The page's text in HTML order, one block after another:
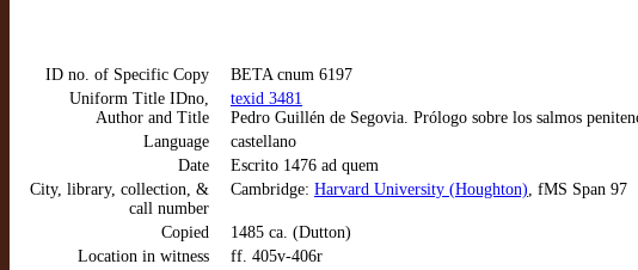
ID no. of Specific Copy
BETA cnum 6197
Uniform Title IDno,
Author and Title
texid 3481
Pedro Guillén de Segovia. Prólogo sobre los salmos
Language
castellano
Date
Escrito 1476 ad quem
City, library, collection, &
call number
Cambridge: Harvard University (Houghton), fMS Span 97
Copied
1485 ca. (Dutton)
Location in witness
ff. 405v-406r